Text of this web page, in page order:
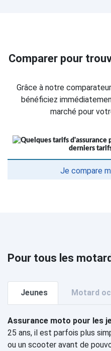
Comparer pour
Grâce à notre
bénéficiez
marché pour
derniers
Je compare
Pour tous les
Jeunes Motard
Assurance moto pour les
25 ans, il est parfois plus
ou un scooter avant de